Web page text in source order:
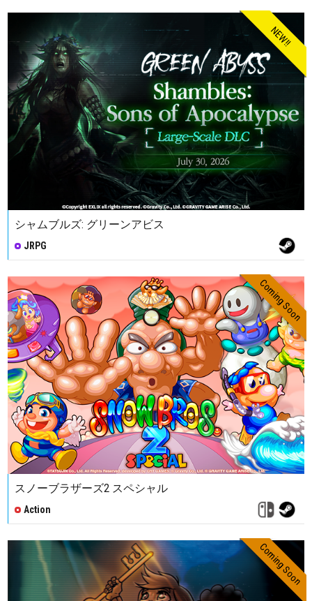
NEW!!
シャムブルズ: グリーンアビス
JRPG
Coming Soon
スノーブラザーズ2 スペシャル
Action
Coming Soon